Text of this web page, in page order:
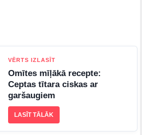
VĒRTS IZLASĪT
Omītes mīļākā recepte:
Ceptas tītara ciskas ar
garšaugiem
LASĪT TĀLĀK